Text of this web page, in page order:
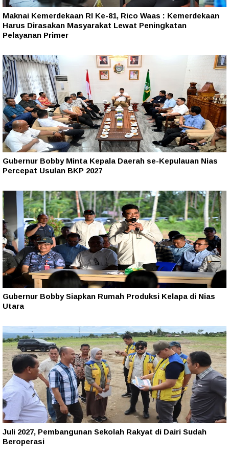
Maknai Kemerdekaan RI Ke-81, Rico Waas : Kemerdekaan
Harus Dirasakan Masyarakat Lewat Peningkatan
Pelayanan Primer
Gubernur Bobby Minta Kepala Daerah se-Kepulauan Nias
Percepat Usulan BKP 2027
Gubernur Bobby Siapkan Rumah Produksi Kelapa di Nias
Utara
Juli 2027, Pembangunan Sekolah Rakyat di Dairi Sudah
Beroperasi